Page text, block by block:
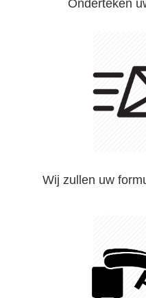
Onderteken
Wij zullen uw